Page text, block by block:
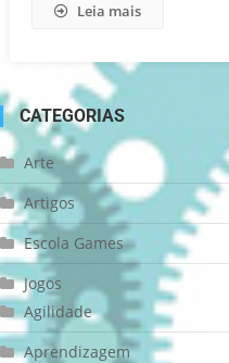
Leia mais
CATEGORIAS
Arte
Artigos
Escola Games
Jogos
Agilidade
Aprendizagem